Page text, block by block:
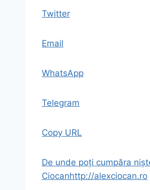
Twitter
Email
WhatsApp
Telegram
Copy URL
De unde poți cumpăra
Ciocanhttp://alexciocan.ro